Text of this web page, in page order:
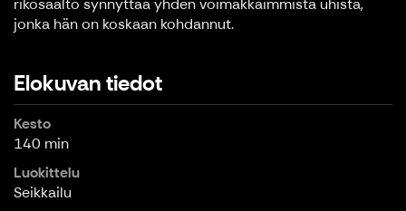
rikosaalto synnyttää yhden voimakkaimmista uhista,
jonka hän on koskaan kohdannut.
Elokuvan tiedot
Kesto
140 min
Luokittelu
Seikkailu